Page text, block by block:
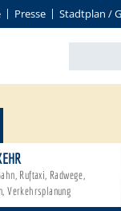
Presse Stadtplan /
Ruftaxi, Radwege,
Verkehrsplanung